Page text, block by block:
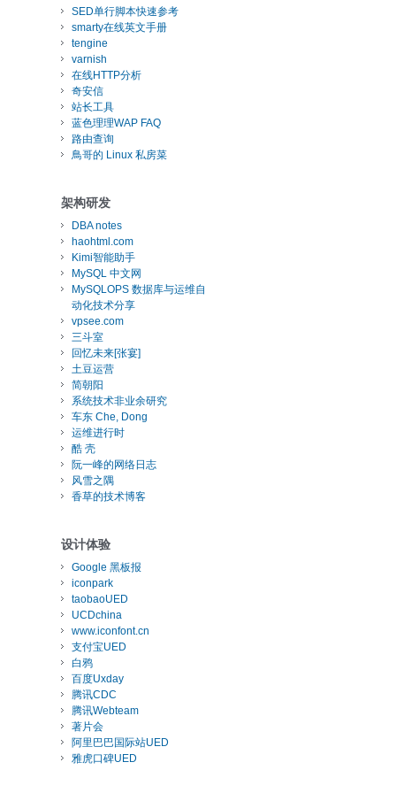
SED单行脚本快速参考
smarty在线英文手册
tengine
varnish
在线HTTP分析
奇安信
站长工具
蓝色理理WAP FAQ
路由查询
鳥哥的 Linux 私房菜
架构研发
DBA notes
haohtml.com
Kimi智能助手
MySQL 中文网
MySQLOPS 数据库与运维自
动化技术分享
vpsee.com
三斗室
回忆未来[张宴]
土豆运营
简朝阳
系统技术非业余研究
车东 Che, Dong
运维进行时
酷 壳
阮一峰的网络日志
风雪之隅
香草的技术博客
设计体验
Google 黑板报
iconpark
taobaoUED
UCDchina
www.iconfont.cn
支付宝UED
白鸦
百度Uxday
腾讯CDC
腾讯Webteam
著片会
阿里巴巴国际站UED
雅虎口碑UED